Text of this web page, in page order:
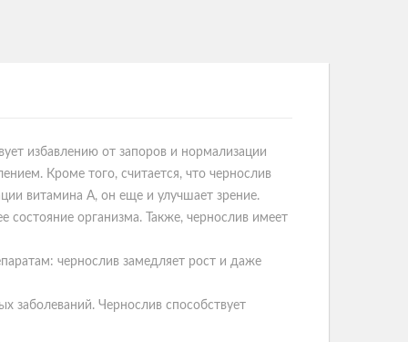
избавлению от запоров и нормализации
Кроме того, считается, что чернослив
витамина А, он еще и улучшает зрение.
организма. Также, чернослив имеет
чернослив замедляет рост и даже
заболеваний. Чернослив способствует